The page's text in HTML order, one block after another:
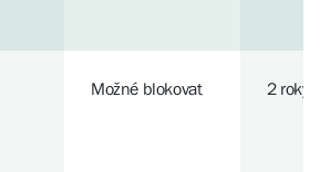
Možné blokovat 2 roky